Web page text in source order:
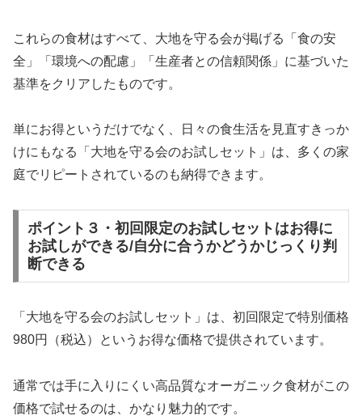
これらの食材はすべて、大地を守る会が掲げる「食の安
全」「環境への配慮」「生産者との信頼関係」に基づいた
基準をクリアしたものです。
単にお得というだけでなく、日々の食生活を見直すきっか
けにもなる「大地を守る会のお試しセット」は、多くの家
庭でリピートされているのも納得できます。
ポイント３・初回限定のお試しセットはお得に
お試しができる/自分に合うかどうかじっくり判
断できる
「大地を守る会のお試しセット」は、初回限定で特別価格
980円（税込）というお得な価格で提供されています。
通常では手に入りにくい高品質なオーガニック食材がこの
価格で試せるのは、かなり魅力的です。